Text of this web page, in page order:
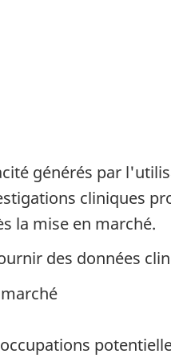
générés par
cliniques
la mise en marché.
des données